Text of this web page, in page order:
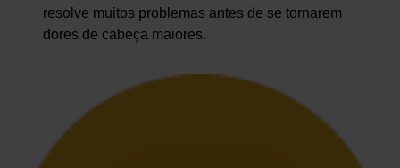
resolve muitos problemas antes de se tornarem
dores de cabeça maiores.